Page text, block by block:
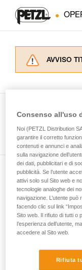
AVVISO
La
Verificate
capacità di
sicurezza,
Forniamo
attività.
vengono
Iscriviti alla
e rimani connesso alle
E-mail *
Consenso all'uso
Noi (PETZL Distribution
garantire il corretto
contenuti e annunci e
sulla navigazione
dei dati, pubblicitari e di
pubblicità. Se l’utente
attivi solo sul Sito web e
tecnologie analoghe dei
navigazione. L’utente
facendo clic sul link
Sito web. Il rifiuto di tutti o
l’esperienza dell’utente,
accedere al Sito web.
Rifiuta